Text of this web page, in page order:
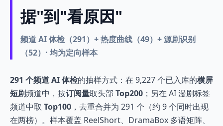
据"到"看原因"
频道 AI 体检（291）+ 热度曲线（49）+ 源剧识别
（52）· 均为定向样本
291 个频道 AI 体检的抽样方式：在 9,227 个已入库的横屏
短剧频道中，按订阅量取头部 Top200 ；另在 AI 漫剧标签
频道中取 Top100 ，去重合并为 291 个（约 9 个同时出现
在两榜）。样本覆盖 ReelShort、DramaBox 多语矩阵、